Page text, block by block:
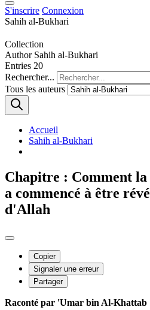
S'inscrire Connexion
Sahih al-Bukhari
Collection
Author Sahih al-Bukhari
Entries 20
Rechercher...
Tous les auteurs
Accueil
Sahih al-Bukhari
Chapitre : Comment
a commencé à être
d'Allah
Copier
Signaler une erreur
Partager
Raconté par 'Umar bin Al-Khattab